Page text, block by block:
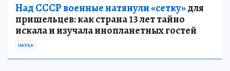
Над СССР военные натянули «сетку»для
пришельцев: как страна 13 лет тайно
искала и изучала инопланетных гостей
НАУКА